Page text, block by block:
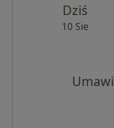
Dziś
10 Sie